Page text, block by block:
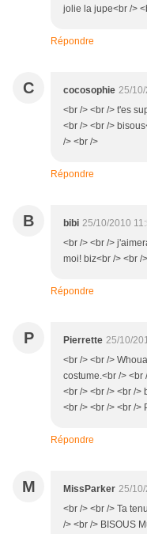
jolie la jupe<br />
Répondre
C cocosophie 25/
<br /> <br /> t'es
<br /> <br />
/> <br />
Répondre
B bibi 25/10/2010
<br /> <br />
moi! biz<br /> <br /
Répondre
P Pierrette 25/10/
<br /> <br />
costume.<br /> <br
<br /> <br /> <br />
<br /> <br /> <br />
Répondre
M MissParker 25/
<br /> <br /> Ta
/> <br /> BISOUS